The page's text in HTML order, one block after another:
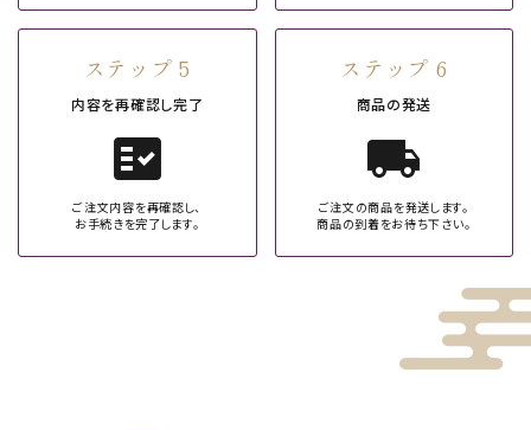
ステップ 5
内容を再確認し完了
fact_check
ご注文内容を再確認し、
お手続きを完了します。
ステップ 6
商品の発送
local_shipping
ご注文の商品を発送します。
商品の到着をお待ち下さい。